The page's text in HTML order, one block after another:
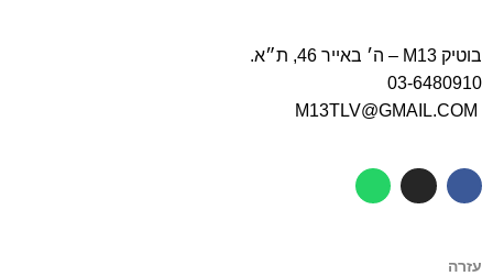
בוטיק M13 – ה׳ באייר 46, ת״א.
03-6480910
עזרה